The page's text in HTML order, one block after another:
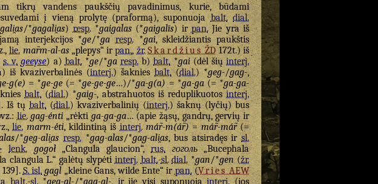
tikrų vandens paukščių pavadinimus, kurie, būdami
į vieną prolytę (praformą), suponuojabalt. dial.
/*gagali̯as)resp.*gaigalas(*gaigalīs) irpan.Jie yra iš
interjekcijos *ge/*ga resp.*gai, skleidžiantis paukštis
lie. mar̃m-al-as„plepys“ irpan.,žr. SkardžiusŽD172t.) iš
s. v. geeyse) a)balt.*ge/*ga resp.b)balt.*gai(dėl šiųinterj.
iš kvaziverbalinės (interj.) šakniesbalt.(dial.) *geg-/gag-,
g(e)= *ge-ge(= *ge-ge-ge…)/*ga-g(a)= *ga-ga(= *ga-ga-
balt.(dial.) *gaig-, abstrahuotos iš reduplikuotosinterj.
Iš tųbalt.(dial.) kvaziverbalinių (interj.) šaknų (lyčių) bus
lie. gag-énti„rėktiga-ga-ga… (apie žąsų, gandrų, gervių ir
lie. marm-ė́ti, kildintiną išinterj. már̃-m(ár̃)=már̃-már̃(=
/*geg-ali̯as resp.*gag-alas/*gag-ali̯as, bus atsiradęs irsl.
lenk. gogoł„Clangula glaucion“,rus. гоголь„Bucephala
clangula L.“ galėtų slypėtiinterj. balt.-sl. dial.*gan/*gen(žr.
S. isl. gagl„kleine Gans, wilde Ente“ irpan.(VriesAEW
balt.-sl.*geg-al-/*gag-al-, ir jie visi suponuojainterj.(jos